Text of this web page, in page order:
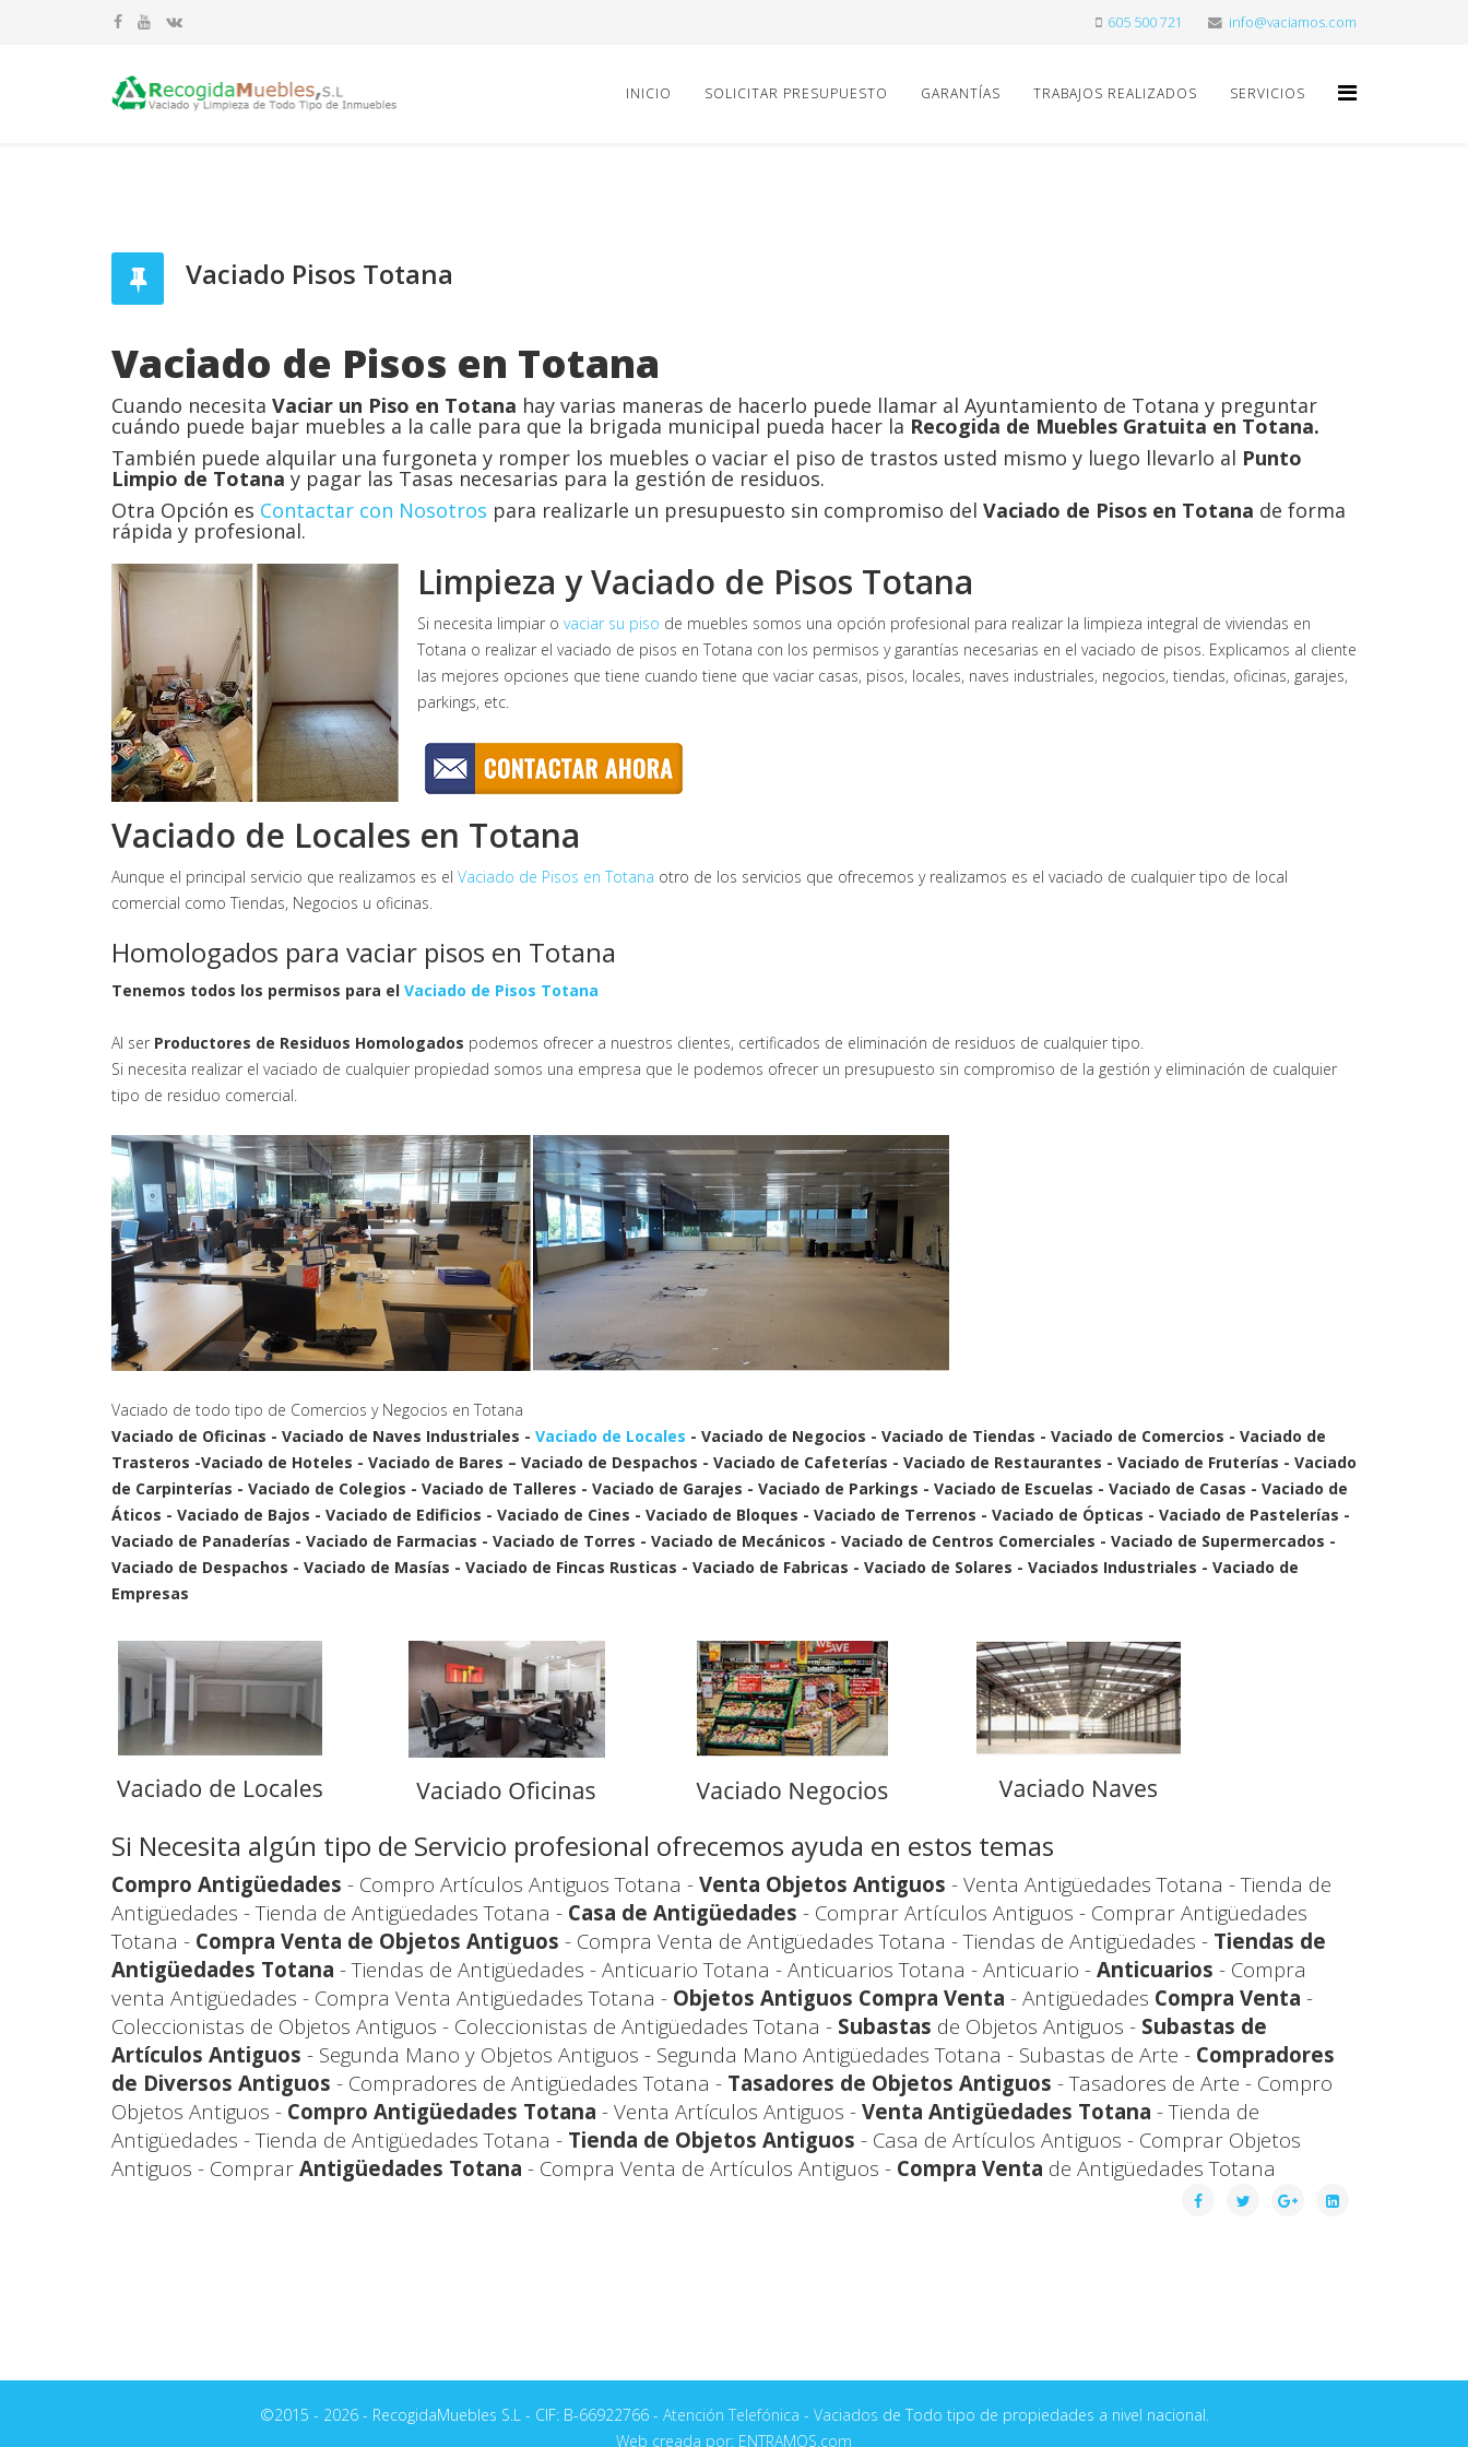
605 500 721 info@vaciamos.com
INICIO SOLICITAR PRESUPUESTO GARANTÍAS TRABAJOS REALIZADOS SERVICIOS
Vaciado Pisos Totana
Vaciado de Pisos en Totana
Cuando necesita Vaciar un Piso en Totana hay varias maneras de hacerlo puede llamar al Ayuntamiento de Totana y preguntar
cuándo puede bajar muebles a la calle para que la brigada municipal pueda hacer la Recogida de Muebles Gratuita en Totana.
También puede alquilar una furgoneta y romper los muebles o vaciar el piso de trastos usted mismo y luego llevarlo al Punto
Limpio de Totana y pagar las Tasas necesarias para la gestión de residuos.
Otra Opción es Contactar con Nosotros para realizarle un presupuesto sin compromiso del Vaciado de Pisos en Totana de forma
rápida y profesional.
Limpieza y Vaciado de Pisos Totana
Si necesita limpiar o vaciar su piso de muebles somos una opción profesional para realizar la limpieza integral de viviendas en
Totana o realizar el vaciado de pisos en Totana con los permisos y garantías necesarias en el vaciado de pisos. Explicamos al cliente
las mejores opciones que tiene cuando tiene que vaciar casas, pisos, locales, naves industriales, negocios, tiendas, oficinas, garajes,
parkings, etc.
Vaciado de Locales en Totana
Aunque el principal servicio que realizamos es el Vaciado de Pisos en Totana otro de los servicios que ofrecemos y realizamos es el vaciado de cualquier tipo de local
comercial como Tiendas, Negocios u oficinas.
Homologados para vaciar pisos en Totana
Tenemos todos los permisos para el Vaciado de Pisos Totana
Al ser Productores de Residuos Homologados podemos ofrecer a nuestros clientes, certificados de eliminación de residuos de cualquier tipo.
Si necesita realizar el vaciado de cualquier propiedad somos una empresa que le podemos ofrecer un presupuesto sin compromiso de la gestión y eliminación de cualquier
tipo de residuo comercial.
Vaciado de todo tipo de Comercios y Negocios en Totana
Vaciado de Oficinas - Vaciado de Naves Industriales - Vaciado de Locales - Vaciado de Negocios - Vaciado de Tiendas - Vaciado de Comercios - Vaciado de
Trasteros -Vaciado de Hoteles - Vaciado de Bares – Vaciado de Despachos - Vaciado de Cafeterías - Vaciado de Restaurantes - Vaciado de Fruterías - Vaciado
de Carpinterías - Vaciado de Colegios - Vaciado de Talleres - Vaciado de Garajes - Vaciado de Parkings - Vaciado de Escuelas - Vaciado de Casas - Vaciado de
Áticos - Vaciado de Bajos - Vaciado de Edificios - Vaciado de Cines - Vaciado de Bloques - Vaciado de Terrenos - Vaciado de Ópticas - Vaciado de Pastelerías -
Vaciado de Panaderías - Vaciado de Farmacias - Vaciado de Torres - Vaciado de Mecánicos - Vaciado de Centros Comerciales - Vaciado de Supermercados -
Vaciado de Despachos - Vaciado de Masías - Vaciado de Fincas Rusticas - Vaciado de Fabricas - Vaciado de Solares - Vaciados Industriales - Vaciado de
Empresas
Si Necesita algún tipo de Servicio profesional ofrecemos ayuda en estos temas
Compro Antigüedades - Compro Artículos Antiguos Totana - Venta Objetos Antiguos - Venta Antigüedades Totana - Tienda de
Antigüedades - Tienda de Antigüedades Totana - Casa de Antigüedades - Comprar Artículos Antiguos - Comprar Antigüedades
Totana - Compra Venta de Objetos Antiguos - Compra Venta de Antigüedades Totana - Tiendas de Antigüedades - Tiendas de
Antigüedades Totana - Tiendas de Antigüedades - Anticuario Totana - Anticuarios Totana - Anticuario - Anticuarios - Compra
venta Antigüedades - Compra Venta Antigüedades Totana - Objetos Antiguos Compra Venta - Antigüedades Compra Venta -
Coleccionistas de Objetos Antiguos - Coleccionistas de Antigüedades Totana - Subastas de Objetos Antiguos - Subastas de
Artículos Antiguos - Segunda Mano y Objetos Antiguos - Segunda Mano Antigüedades Totana - Subastas de Arte - Compradores
de Diversos Antiguos - Compradores de Antigüedades Totana - Tasadores de Objetos Antiguos - Tasadores de Arte - Compro
Objetos Antiguos - Compro Antigüedades Totana - Venta Artículos Antiguos - Venta Antigüedades Totana - Tienda de
Antigüedades - Tienda de Antigüedades Totana - Tienda de Objetos Antiguos - Casa de Artículos Antiguos - Comprar Objetos
Antiguos - Comprar Antigüedades Totana - Compra Venta de Artículos Antiguos - Compra Venta de Antigüedades Totana
©2015 - 2026 - RecogidaMuebles S.L - CIF: B-66922766 - Atención Telefónica - Vaciados de Todo tipo de propiedades a nivel nacional.
Web creada por: ENTRAMOS.com